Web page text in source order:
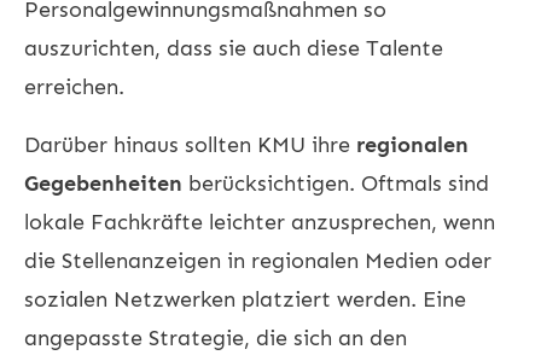
Personalgewinnungsmaßnahmen so
auszurichten, dass sie auch diese Talente
erreichen.
Darüber hinaus sollten KMU ihre regionalen
Gegebenheiten berücksichtigen. Oftmals sind
lokale Fachkräfte leichter anzusprechen, wenn
die Stellenanzeigen in regionalen Medien oder
sozialen Netzwerken platziert werden. Eine
angepasste Strategie, die sich an den